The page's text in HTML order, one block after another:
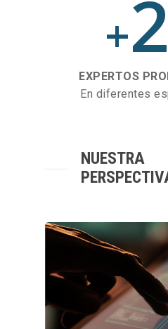
+
EXPERTOS
En diferentes
NUESTRA